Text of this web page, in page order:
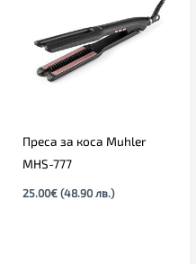
Преса за коса Muhler
MHS-777
25.00€ (48.90 лв.)